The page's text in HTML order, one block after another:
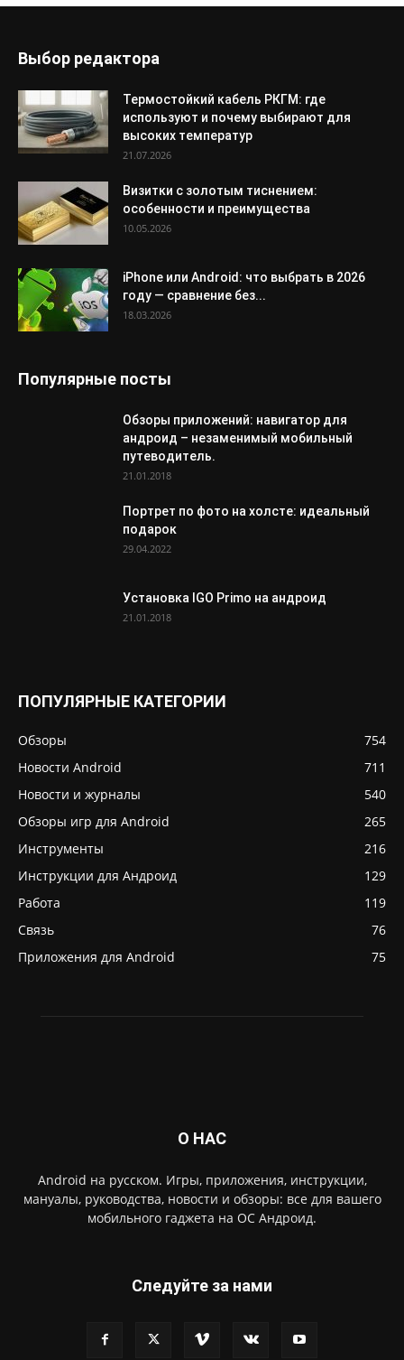
Выбор редактора
Термостойкий кабель РКГМ: где
используют и почему выбирают для
высоких температур
21.07.2026
Визитки с золотым тиснением:
особенности и преимущества
10.05.2026
iPhone или Android: что выбрать в 2026
году — сравнение без...
18.03.2026
Популярные посты
Обзоры приложений: навигатор для
андроид – незаменимый мобильный
путеводитель.
21.01.2018
Портрет по фото на холсте: идеальный
подарок
29.04.2022
Установка IGO Primo на андроид
21.01.2018
ПОПУЛЯРНЫЕ КАТЕГОРИИ
Обзоры
754
Новости Android
711
Новости и журналы
540
Обзоры игр для Android
265
Инструменты
216
Инструкции для Андроид
129
Работа
119
Связь
76
Приложения для Android
75
О НАС
Android на русском. Игры, приложения, инструкции,
мануалы, руководства, новости и обзоры: все для вашего
мобильного гаджета на ОС Андроид.
Следуйте за нами